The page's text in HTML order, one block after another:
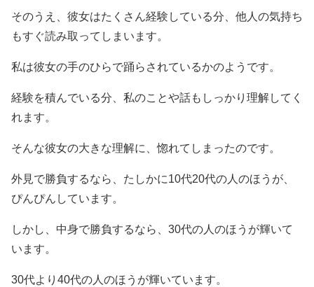
そのうえ、彼女はたくさん経験している分、他人の気持ち
もすぐ読み取ってしまいます。
私は彼女の手のひらで踊らされているかのようです。
経験を積んでいる分、私のことや話もしっかり理解してく
れます。
そんな彼女の大きな理解に、惚れてしまったのです。
外見で勝負するなら、たしかに10代20代の人のほうが、
ぴんぴんしています。
しかし、中身で勝負するなら、30代の人のほうが輝いて
います。
30代より40代の人のほうが輝いています。